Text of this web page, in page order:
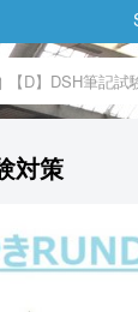
【D】DSH筆記試
対策